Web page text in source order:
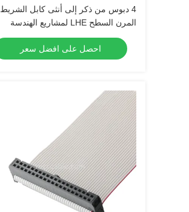
4 دبوس من ذكر إلى أنثى كابل الشريط
المرن السطح LHE لمشاريع الهندسة
الإلكترونية الصوت
احصل على افضل سعر